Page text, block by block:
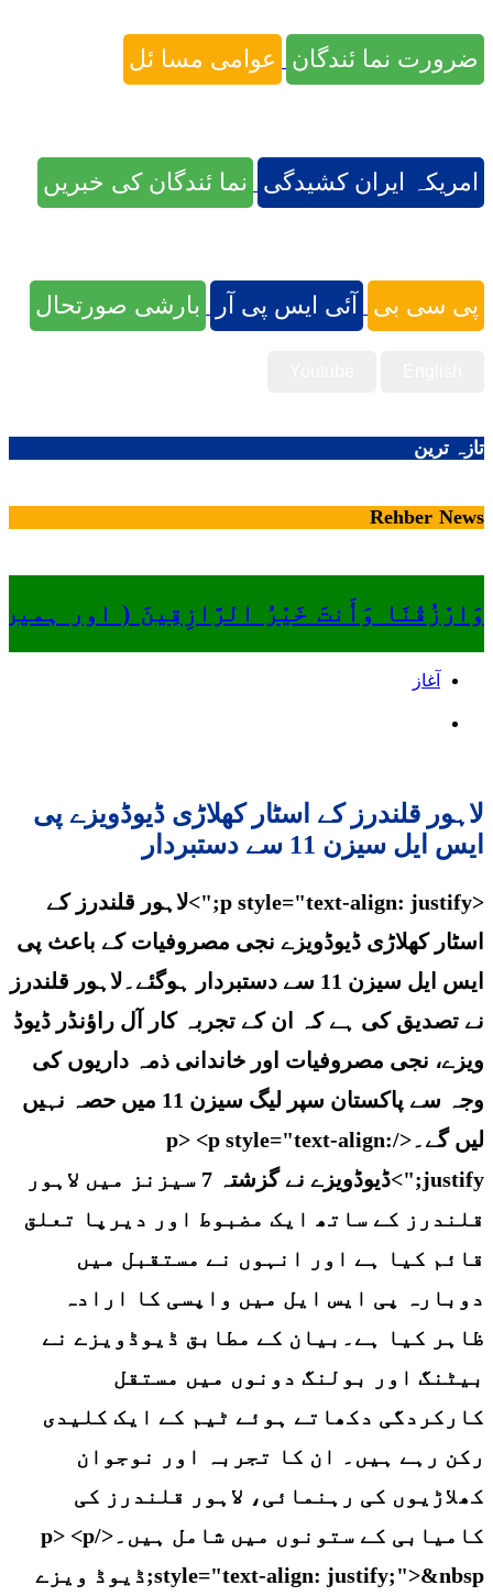
ضرورت نما ئندگان عوامی مسا ئل
امریکہ ایران کشیدگی نما ئندگان کی خبریں
پی سی بی آئی ایس پی آر بارشی صورتحال
تازہ ترین
Rehber News
وَارْزُقْنَا وَأَنتَ خَيْرُ الرَّازِقِينَ ( اور
آغاز
لاہور قلندرز کے اسٹار کھلاڑی ڈیوڈویزے پی
ایس ایل سیزن 11 سے دستبردار
<p style="text-align: justify;">لاہور قلندرز کے
اسٹار کھلاڑی ڈیوڈویزے نجی مصروفیات کے باعث پی
ایس ایل سیزن 11 سے دستبردار ہوگئے۔لاہور قلندرز
نے تصدیق کی ہے کہ ان کے تجربہ کار آل راؤنڈر ڈیوڈ
ویزے، نجی مصروفیات اور خاندانی ذمہ داریوں کی
وجہ سے پاکستان سپر لیگ سیزن 11 میں حصہ نہیں
لیں گے۔</p> <p style="text-align:
justify;">ڈیوڈویزے نے گزشتہ 7 سیزنز میں لاہور
قلندرز کے ساتھ ایک مضبوط اور دیرپا تعلق
قائم کیا ہے اور انہوں نے مستقبل میں
دوبارہ پی ایس ایل میں واپسی کا ارادہ
ظاہر کیا ہے۔بیان کے مطابق ڈیوڈویزے نے
بیٹنگ اور بولنگ دونوں میں مستقل
کارکردگی دکھاتے ہوئے ٹیم کے ایک کلیدی
رکن رہے ہیں۔ ان کا تجربہ اور نوجوان
کھلاڑیوں کی رہنمائی، لاہور قلندرز کی
کامیابی کے ستونوں میں شامل ہیں۔</p> <p
style="text-align: justify;">&nbsp;ڈیوڈ ویزے